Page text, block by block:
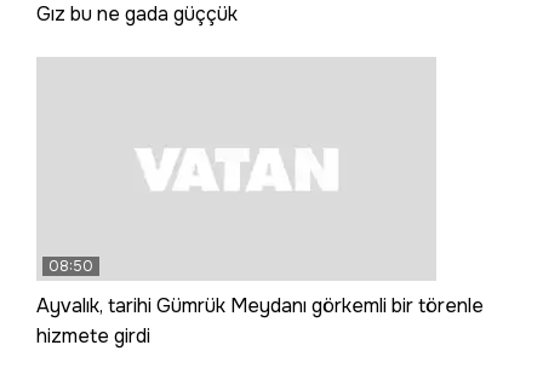
Gız bu ne gada güççük
08:50
Ayvalık, tarihi Gümrük Meydanı görkemli bir törenle
hizmete girdi